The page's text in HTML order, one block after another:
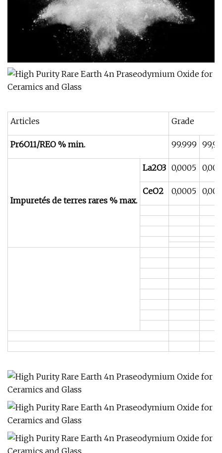
Articles Grade
Pr6O11/REO % min. 99.999 99,99
Impuretés de terres rares % max.
La2O3 0,0005 0,001
CeO2 0,0005 0,002